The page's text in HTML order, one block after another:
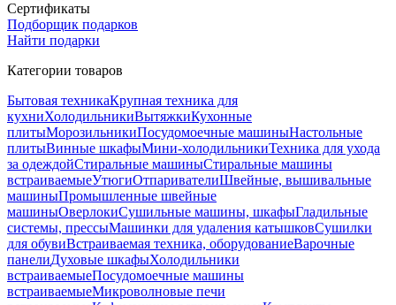
Сертификаты
Подборщик подарков
Найти подарки
Категории товаров
Бытовая техникаКрупная техника для
кухниХолодильникиВытяжкиКухонные
плитыМорозильникиПосудомоечные машиныНастольные
плитыВинные шкафыМини-холодильникиТехника для ухода
за одеждойСтиральные машиныСтиральные машины
встраиваемыеУтюгиОтпаривателиШвейные, вышивальные
машиныПромышленные швейные
машиныОверлокиСушильные машины, шкафыГладильные
системы, прессыМашинки для удаления катышковСушилки
для обувиВстраиваемая техника, оборудованиеВарочные
панелиДуховые шкафыХолодильники
встраиваемыеПосудомоечные машины
встраиваемыеМикроволновые печи